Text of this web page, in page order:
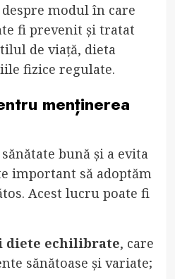
modul în care
fi prevenit și tratat
de viață, dieta
fizice regulate.
menținerea
bună și a evita
important să adoptăm
Acest lucru poate fi
diete echilibrate, care
sănătoase și variate;